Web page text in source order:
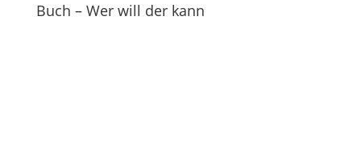
Buch – Wer will der kann